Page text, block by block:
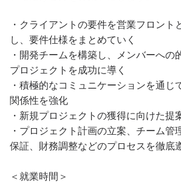
・クライアントの要件を営業フロント
し、要件仕様をまとめていく
・開発チームを構築し、メンバーへの
プロジェクトを成功に導く
・積極的なコミュニケーションを通じ
関係性を強化
・新規プロジェクトの獲得に向けた提
・プロジェクト計画の立案、チーム管
保証、財務調整などのプロセスを徹底
＜就業時間＞